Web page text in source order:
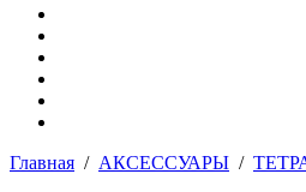
Главная / АКСЕССУАРЫ /